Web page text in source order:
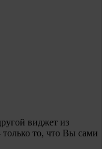
виджет из
то, что Вы сами